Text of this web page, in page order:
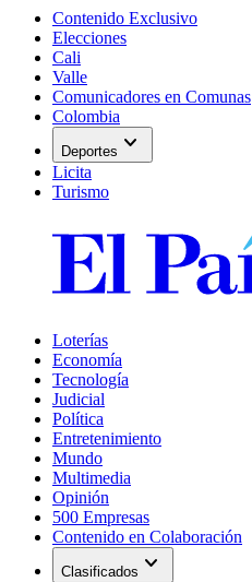
Contenido Exclusivo
Elecciones
Cali
Valle
Comunicadores en Comunas
Colombia
Deportes expand_more
Licita
Turismo
Loterías
Economía
Tecnología
Judicial
Política
Entretenimiento
Mundo
Multimedia
Opinión
500 Empresas
Contenido en Colaboración
Clasificados expand_more